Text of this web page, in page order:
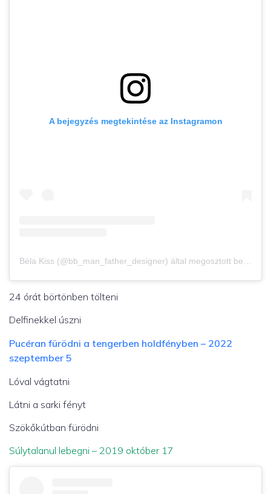
A bejegyzés megtekintése az Instagramon
24 órát börtönben tölteni
Delfinekkel úszni
Pucéran fürödni a tengerben holdfényben – 2022
szeptember 5
Lóval vágtatni
Látni a sarki fényt
Szökőkútban fürödni
Súlytalanul lebegni – 2019 október 17